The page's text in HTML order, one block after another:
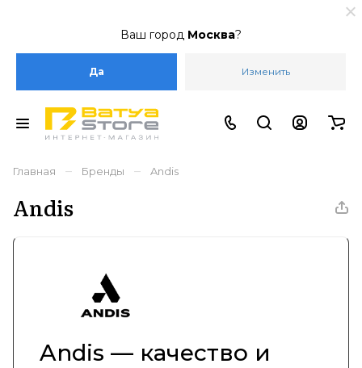
Ваш город Москва?
Да Изменить
Главная – Бренды – Andis
Andis
Andis — качество и